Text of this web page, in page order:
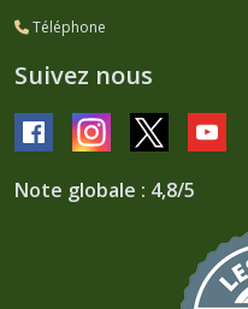
Téléphone
Suivez nous
Note globale : 4,8/5